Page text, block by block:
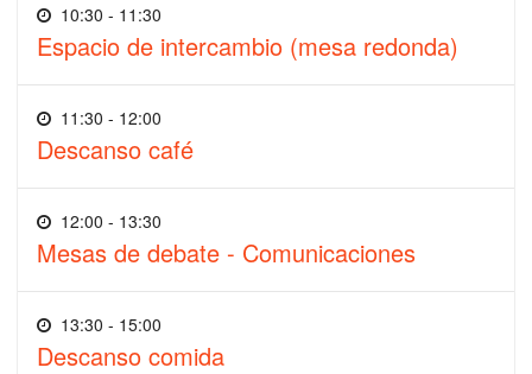
10:30 - 11:30
Espacio de intercambio (mesa redonda)
11:30 - 12:00
Descanso café
12:00 - 13:30
Mesas de debate - Comunicaciones
13:30 - 15:00
Descanso comida